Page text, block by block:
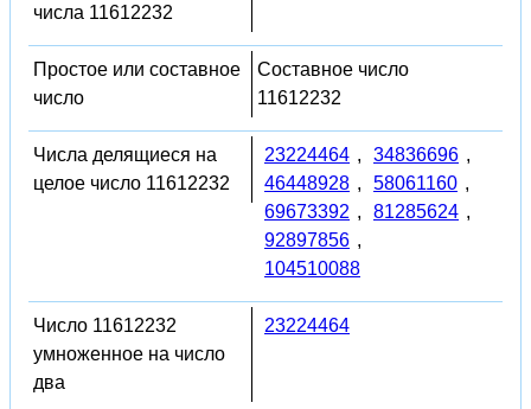
числа 11612232
Простое или составное
число
Составное число
11612232
Числа делящиеся на
целое число 11612232
23224464 , 34836696 ,
46448928 , 58061160 ,
69673392 , 81285624 ,
92897856 ,
104510088
Число 11612232
умноженное на число
два
23224464